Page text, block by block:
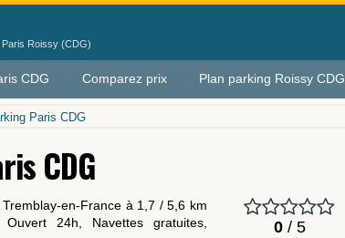
Roissy (CDG)
CDG Comparez prix Plan parking Roissy CDG
Paris CDG
CDG
en-France à 1,7 /5,6 km
24h, Navettes gratuites,
0/ 5